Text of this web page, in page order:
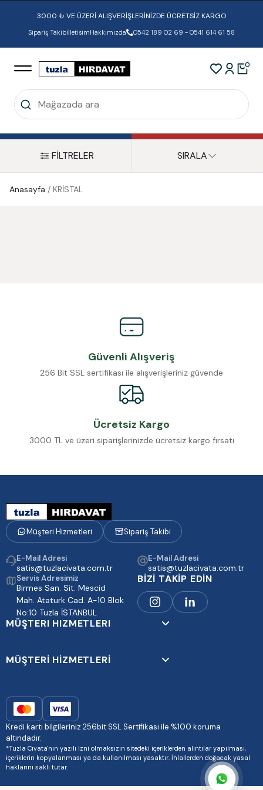
3000 ₺ VE ÜZERİ ALIŞVERİŞLERİNİZDE ÜCRETSİZ KARGO
Sipariş TakibiİletisimHakkımızda 0542 189 02 69 - 0541 614 61 58
0
FİLTRELER SIRALA
Anasayfa / KRİSTAL
Güvenli Alışveriş
256 Bit SSL sertifikası ile alışverişleriniz güvende
Ücretsiz Kargo
3000 TL ve üzeri siparişlerinizde ücretsiz kargo fırsatı
Müşteri Hizmetleri Sipariş Takibi
E-Mail Adresi
satis@tuzlacivata.com.tr
E-Mail Adresi
satis@tuzlacivata.com.tr
Servis Adresimiz
Birmes San. Sit. Mescid
Mah. Ataturk Cad. A-10 Blok
No:10 Tuzla İSTANBUL
BİZİ TAKİP EDİN
MÜŞTERI HIZMETLERI
MÜŞTERİ HİZMETLERİ
Kredi kartı bilgileriniz 256bit SSL Sertifikası ile %100 koruma
altındadır.
*Tuzla Cıvata'nın yazılı izni olmaksızın sitedeki içeriklerden alıntılar yapılması,
içeriklerin kopyalanması ya da kullanılması yasaktır. İhlallerden doğacak yasal
haklarını saklı tutar.